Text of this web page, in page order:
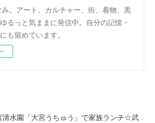
み。アート、カルチャー、街、着物、黒
るっと気ままに発信中。自分の記憶・
も留めています。
清水園「大宮うちゅう」で家族ランチ☆武